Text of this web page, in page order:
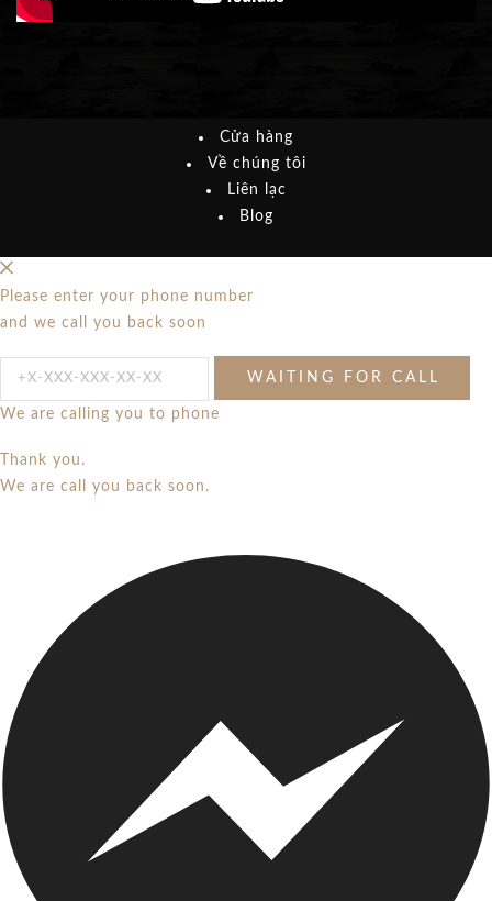
Cửa hàng
Về chúng tôi
Liên lạc
Blog
Please enter your phone number
and we call you back soon
We are calling you to phone
Thank you.
We are call you back soon.